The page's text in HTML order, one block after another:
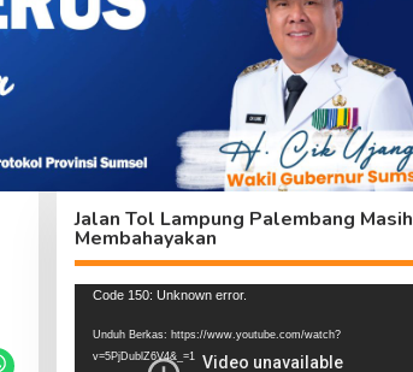
Jalan Tol Lampung Palembang Masih
Membahayakan
Pemutar
Code 150: Unknown error.
Unduh Berkas: https://www.youtube.com/watch?
v=5PjDublZ6V4&_=1